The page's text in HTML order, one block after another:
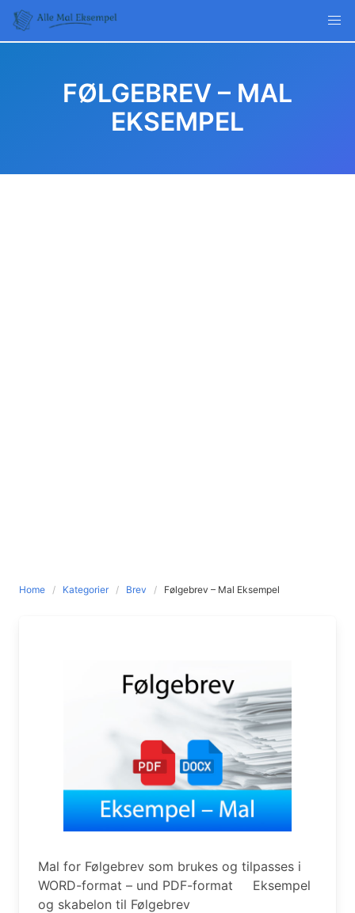
Skip
content
FØLGEBREV – MAL
EKSEMPEL
Home Kategorier Brev Følgebrev – Mal Eksempel
Mal for Følgebrev som brukes og tilpasses i
WORD-format – und PDF-format Eksempel
og skabelon til Følgebrev